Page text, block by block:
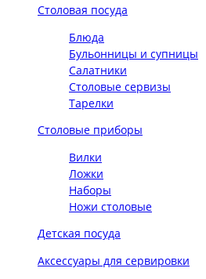
Столовая посуда
Блюда
Бульонницы и супницы
Салатники
Столовые сервизы
Тарелки
Столовые приборы
Вилки
Ложки
Наборы
Ножи столовые
Детская посуда
Аксессуары для сервировки